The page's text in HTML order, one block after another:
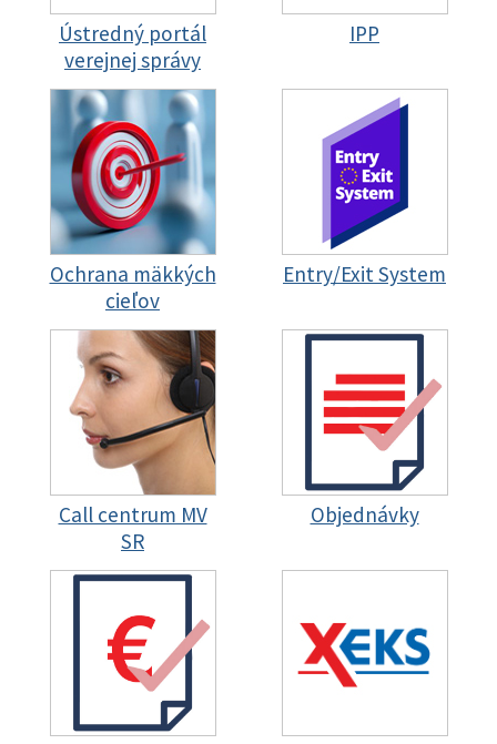
Ústredný portál
verejnej správy
IPP
Ochrana mäkkých
cieľov
Entry/Exit System
Call centrum MV
SR
Objednávky